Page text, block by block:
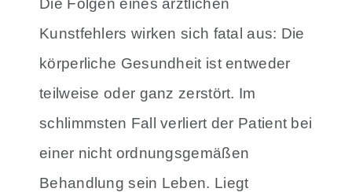
Die Folgen eines ärztlichen
Kunstfehlers wirken sich fatal aus: Die
körperliche Gesundheit ist entweder
teilweise oder ganz zerstört. Im
schlimmsten Fall verliert der Patient bei
einer nicht ordnungsgemäßen
Behandlung sein Leben. Liegt